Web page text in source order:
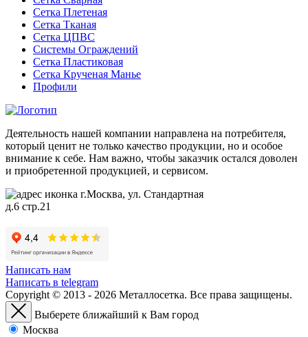
Сетка Плетеная
Сетка Тканая
Сетка ЦПВС
Системы Ограждений
Сетка Пластиковая
Сетка Крученая Манье
Профили
Деятельность нашей компании направлена на потребителя,
который ценит не только качество продукции, но и особое
внимание к себе. Нам важно, чтобы заказчик остался доволен
и приобретенной продукцией, и сервисом.
г.Москва, ул. Стандартная
д.6 стр.21
Написать нам
Написать в telegram
Copyright © 2013 - 2026 Металлосетка. Все права защищены.
Выберете ближайший к Вам город
Москва